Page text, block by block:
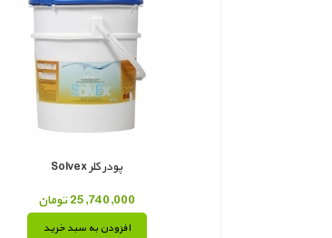
پودر کلر Solvex
25,740,000 تومان
افزودن به سبد خرید